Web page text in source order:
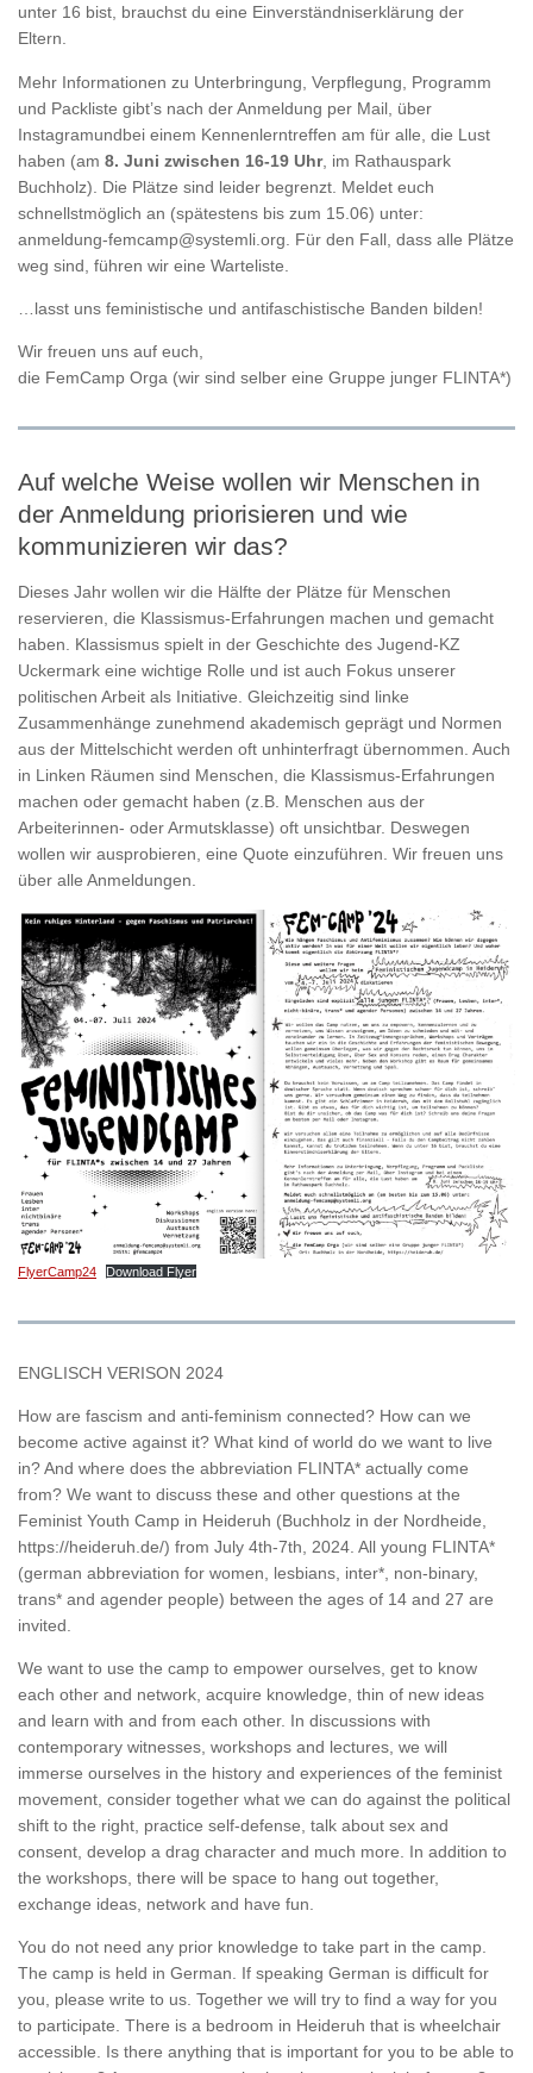
unter 16 bist, brauchst du eine Einverständniserklärung der
Eltern.
Mehr Informationen zu Unterbringung, Verpflegung, Programm
und Packliste gibt’s nach der Anmeldung per Mail, über
Instagramundbei einem Kennenlerntreffen am für alle, die Lust
haben (am 8. Juni zwischen 16-19 Uhr, im Rathauspark
Buchholz). Die Plätze sind leider begrenzt. Meldet euch
schnellstmöglich an (spätestens bis zum 15.06) unter:
anmeldung-femcamp@systemli.org. Für den Fall, dass alle Plätze
weg sind, führen wir eine Warteliste.
…lasst uns feministische und antifaschistische Banden bilden!
Wir freuen uns auf euch,
die FemCamp Orga (wir sind selber eine Gruppe junger FLINTA*)
Auf welche Weise wollen wir Menschen in
der Anmeldung priorisieren und wie
kommunizieren wir das?
Dieses Jahr wollen wir die Hälfte der Plätze für Menschen
reservieren, die Klassismus-Erfahrungen machen und gemacht
haben. Klassismus spielt in der Geschichte des Jugend-KZ
Uckermark eine wichtige Rolle und ist auch Fokus unserer
politischen Arbeit als Initiative. Gleichzeitig sind linke
Zusammenhänge zunehmend akademisch geprägt und Normen
aus der Mittelschicht werden oft unhinterfragt übernommen. Auch
in Linken Räumen sind Menschen, die Klassismus-Erfahrungen
machen oder gemacht haben (z.B. Menschen aus der
Arbeiterinnen- oder Armutsklasse) oft unsichtbar. Deswegen
wollen wir ausprobieren, eine Quote einzuführen. Wir freuen uns
über alle Anmeldungen.
FlyerCamp24 Download Flyer
ENGLISCH VERISON 2024
How are fascism and anti-feminism connected? How can we
become active against it? What kind of world do we want to live
in? And where does the abbreviation FLINTA* actually come
from? We want to discuss these and other questions at the
Feminist Youth Camp in Heideruh (Buchholz in der Nordheide,
https://heideruh.de/) from July 4th-7th, 2024. All young FLINTA*
(german abbreviation for women, lesbians, inter*, non-binary,
trans* and agender people) between the ages of 14 and 27 are
invited.
We want to use the camp to empower ourselves, get to know
each other and network, acquire knowledge, thin of new ideas
and learn with and from each other. In discussions with
contemporary witnesses, workshops and lectures, we will
immerse ourselves in the history and experiences of the feminist
movement, consider together what we can do against the political
shift to the right, practice self-defense, talk about sex and
consent, develop a drag character and much more. In addition to
the workshops, there will be space to hang out together,
exchange ideas, network and have fun.
You do not need any prior knowledge to take part in the camp.
The camp is held in German. If speaking German is difficult for
you, please write to us. Together we will try to find a way for you
to participate. There is a bedroom in Heideruh that is wheelchair
accessible. Is there anything that is important for you to be able to